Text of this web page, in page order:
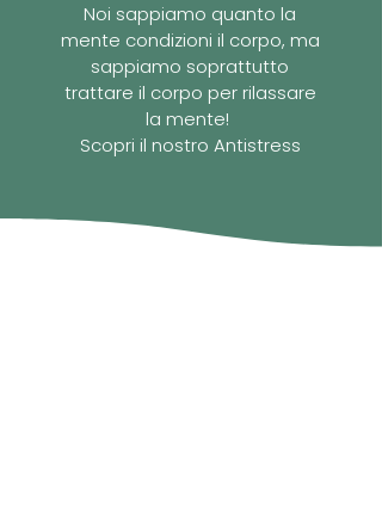
Noi sappiamo quanto la
mente condizioni il corpo, ma
sappiamo soprattutto
trattare il corpo per rilassare
la mente!
Scopri il nostro Antistress